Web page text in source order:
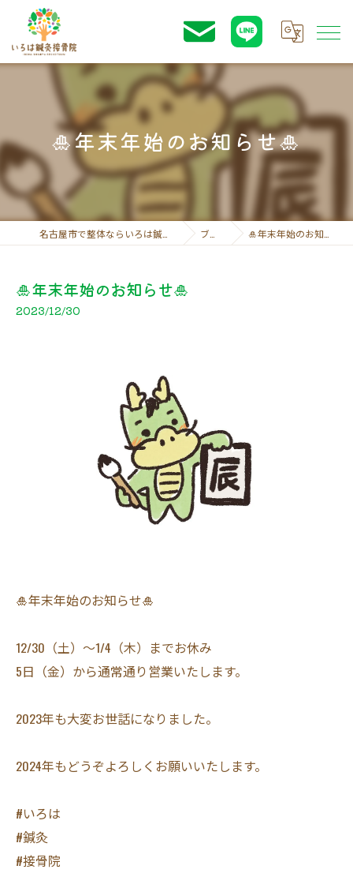
🎍年末年始のお知らせ🎍
ブログ 🎍年末年始のお知らせ🎍
🎍年末年始のお知らせ🎍
2023/12/30
🎍年末年始のお知らせ🎍
12/30（土）〜1/4（木）までお休み
5日（金）から通常通り営業いたします。
2023年も大変お世話になりました。
2024年もどうぞよろしくお願いいたします。
#いろは
#鍼灸
#接骨院